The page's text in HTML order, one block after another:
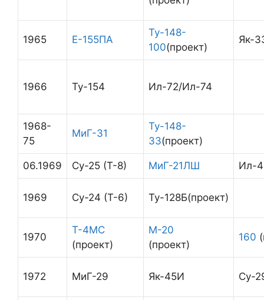
1965 Е-155ПА
Ту-148-
100(проект)
Як-
1966 Ту-154 Ил-72/Ил-74
1968-
75
МиГ-31
Ту-148-
33(проект)
06.1969 Су-25 (Т-8) МиГ-21ЛШ Ил-
1969 Су-24 (Т-6) Ту-128Б(проект)
1970
Т-4МС
(проект)
М-20
(проект)
160
1972 МиГ-29 Як-45И Су-